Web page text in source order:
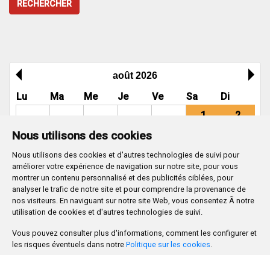
Nous utilisons des cookies
Nous utilisons des cookies et d'autres technologies de suivi pour
améliorer votre expérience de navigation sur notre site, pour vous
montrer un contenu personnalisé et des publicités ciblées, pour
analyser le trafic de notre site et pour comprendre la provenance de
nos visiteurs. En naviguant sur notre site Web, vous consentez Ã notre
utilisation de cookies et d'autres technologies de suivi.
Vous pouvez consulter plus d'informations, comment les configurer et
les risques éventuels dans notre Politique sur les cookies.
RECHERCHER
août 2026
Lu Ma Me Je Ve Sa
Di
1
2
3
4 5 6
10
11 12 13 14 15
16
17
18 19 20 21 22
23
24
25 26 27 28 29
30
Ayuntamiento de Burgos